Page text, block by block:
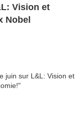
Vision et
Nobel